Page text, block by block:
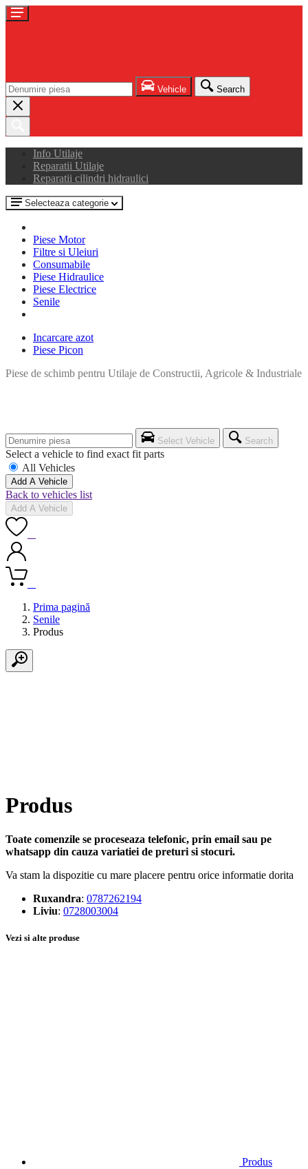
Vehicle Search
Info Utilaje
Reparatii Utilaje
Reparatii cilindri hidraulici
Selecteaza categorie
Piese Motor
Filtre si Uleiuri
Consumabile
Piese Hidraulice
Piese Electrice
Senile
Incarcare azot
Piese Picon
Piese de schimb pentru Utilaje de Constructii, Agricole & Industriale
Select Vehicle Search
Select a vehicle to find exact fit parts
All Vehicles
Add A Vehicle
Back to vehicles list
Add A Vehicle
Prima pagină
Senile
Produs
Produs
Toate comenzile se proceseaza telefonic, prin email sau pe
whatsapp din cauza variatiei de preturi si stocuri.
Va stam la dispozitie cu mare placere pentru orice informatie dorita
Ruxandra: 0787262194
Liviu: 0728003004
Vezi si alte produse
Produs